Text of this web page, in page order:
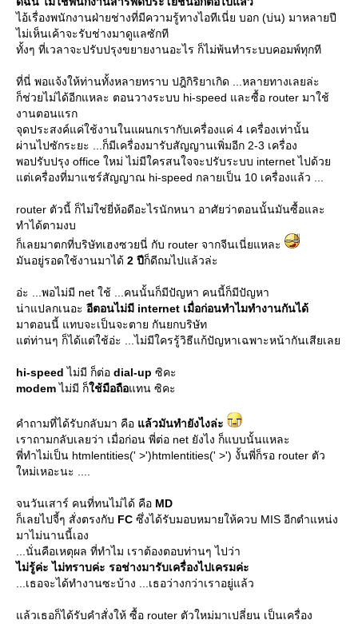
ไอ้เรื่องพนักงานฝ่ายช่างที่มีความรู้ทางไอทีเนี่ย บอก (บ่น) มาหลายปี
ไม่เห็นเค้าจะรับช่างมาดูแลซักที
ทั้งๆ ที่เวลาจะปรับปรุงขยายงานอะไร ก็ไม่พ้นทำระบบคอมพ์ทุกที
ที่นี่ พอแจ้งให้ท่านทั้งหลายทราบ ปฎิกิริยาเกิด ...หลายทางเลยล่ะ
ก็ช่วยไม่ได้อีกแหละ ตอนวางระบบ hi-speed และซื้อ router มาใช้
งานตอนแรก
จุดประสงค์แค่ใช้งานในแผนกเรากับเครื่องแค่ 4 เครื่องเท่านั้น
ผ่านไปซักระยะ ...ก็มีเครื่องมารับสัญญานเพิ่มอีก 2-3 เครื่อง
พอปรับปรุง office ใหม่ ไม่มีใครสนใจจะปรับระบบ internet ไปด้ว
ต่เครื่องที่มาแชร์สัญญาณ hi-speed กลายเป็น 10 เครื่องแล้ว ...
router ตัวนี้ ก็ไม่ใช่ยี่ห้อดีอะไรนักหนา อาศัยว่าตอนนั้นมันซื้อและ
ทำได้ตามงบ
ก็เลยมาตกที่บริษัทเฮงซวยนี่ กับ router จากจีนเนี่ยแหละ
มันอยู่รอดใช้งานมาได้ 2 ปีก็ดีถมไปแล้วล่ะ
อ่ะ ...พอไม่มี net ใช้ ...คนนั้นก็มีปัญหา คนนี้ก็มีปัญหา
น่าแปลกเนอะ อีตอนไม่มี internet เมื่อก่อนทำไมทำงานกันได้
มาตอนนี้ แทบจะเป็นจะตาย กันยกบริษัท
ต่ท่านๆ ก็ได้แต่ใช้อ่ะ ...ไม่มีใครรู้วิธีแก้ปัญหาเฉพาะหน้ากันเสียเล
hi-speedไม่มี ก็ต่อ dial-up ซิคะ
modemไม่มี ก็ช้มือถือทน ซิคะ
คำถามที่ได้รับกลับมา คือ ล้วมันทำยังไงล่ะ
เราถามกลับเลยว่า เมื่อก่อน พี่ต่อ net ยังไง ก็แบบนั้นแหละ
พี่ทำไม่เป็น htmlentities(' >')htmlentities(' >') งั้นพี่ก็รอ router ตัว
หม่เหอะนะ ....
จนวันเสาร์ คนที่ทนไม่ได้ คือ MD
ก็เลยไปจี้ๆ สั่งตรงกับ FC ซึ่งได้รับมอบหมายให้ควบ MIS อีกตำแหน่ง
มาไม่นานนี้เอง
...นั่นคือเหตุผล ที่ทำไม เราต้องตอบท่านๆ ไปว่า
ไม่รู้ค่ะ ไม่ทราบค่ะ รอช่างมารับเครื่องไปเครมค่ะ
...เธอจะได้ทำงานซะบ้าง ...เธอว่างกว่าเราอยู่แล้ว
ล้วเธอก็ได้รับคำสั่งให้ ซื้อ router ตัวใหม่มาเปลี่ยน เป็นเครื่อง